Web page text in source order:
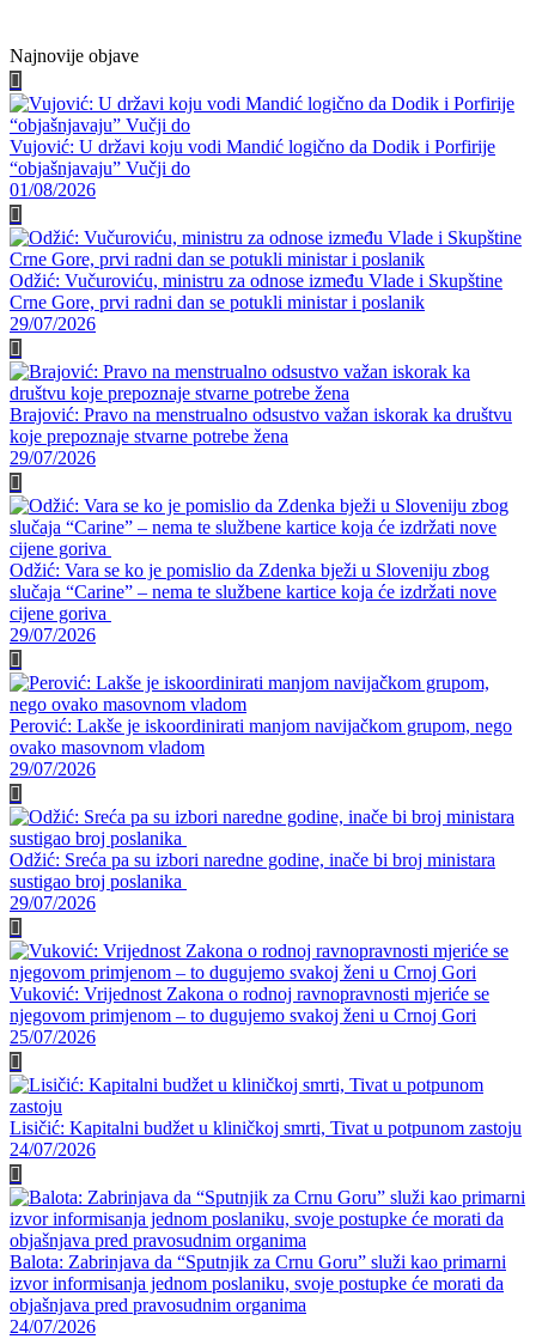
Najnovije objave
Vujović: U državi koju vodi Mandić logično da Dodik i Porfirije
“objašnjavaju” Vučji do
01/08/2026
Odžić: Vučuroviću, ministru za odnose između Vlade i Skupštine
Crne Gore, prvi radni dan se potukli ministar i poslanik
29/07/2026
Brajović: Pravo na menstrualno odsustvo važan iskorak ka društvu
koje prepoznaje stvarne potrebe žena
29/07/2026
Odžić: Vara se ko je pomislio da Zdenka bježi u Sloveniju zbog
slučaja “Carine” – nema te službene kartice koja će izdržati nove
cijene goriva
29/07/2026
Perović: Lakše je iskoordinirati manjom navijačkom grupom, nego
ovako masovnom vladom
29/07/2026
Odžić: Sreća pa su izbori naredne godine, inače bi broj ministara
sustigao broj poslanika
29/07/2026
Vuković: Vrijednost Zakona o rodnoj ravnopravnosti mjeriće se
njegovom primjenom – to dugujemo svakoj ženi u Crnoj Gori
25/07/2026
Lisičić: Kapitalni budžet u kliničkoj smrti, Tivat u potpunom zastoju
24/07/2026
Balota: Zabrinjava da “Sputnjik za Crnu Goru” služi kao primarni
izvor informisanja jednom poslaniku, svoje postupke će morati da
objašnjava pred pravosudnim organima
24/07/2026